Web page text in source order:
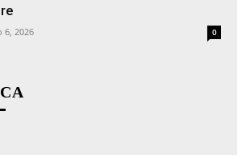
6, 2026 0